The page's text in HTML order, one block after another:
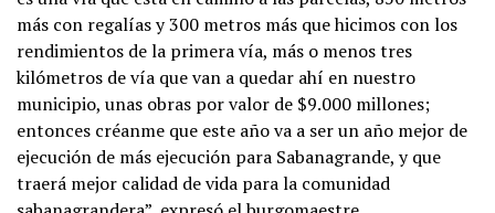
más con regalías y 300 metros más que hicimos con los
rendimientos de la primera vía, más o menos tres
kilómetros de vía que van a quedar ahí en nuestro
municipio, unas obras por valor de $9.000 millones;
entonces créanme que este año va a ser un año mejor de
ejecución de más ejecución para Sabanagrande, y que
traerá mejor calidad de vida para la comunidad